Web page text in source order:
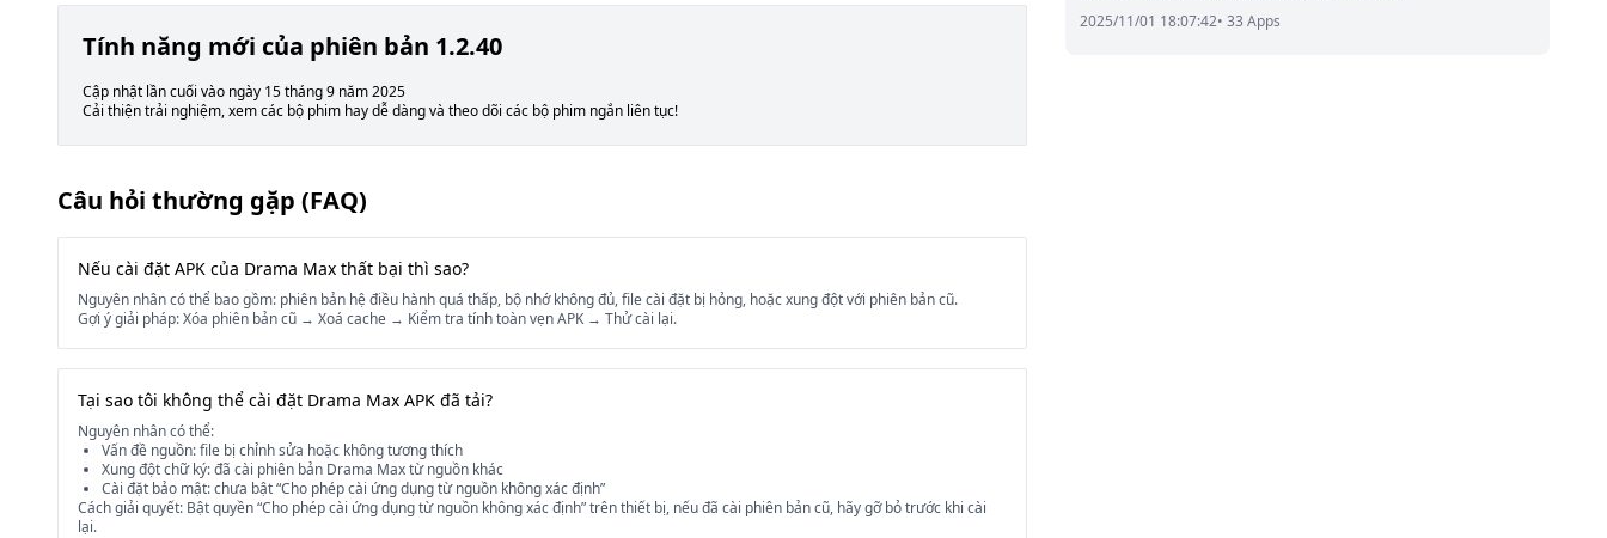
Tính năng mới của phiên bản 1.2.40
Cập nhật lần cuối vào ngày 15 tháng 9 năm 2025
Cải thiện trải nghiệm, xem các bộ phim hay dễ dàng và theo dõi các bộ phim ngắn liên tục!
Câu hỏi thường gặp (FAQ)
Nếu cài đặt APK của Drama Max thất bại thì sao?
Nguyên nhân có thể bao gồm: phiên bản hệ điều hành quá thấp, bộ nhớ không đủ, file cài đặt bị hỏng, hoặc xung đột với phiên bản cũ.
Gợi ý giải pháp: Xóa phiên bản cũ → Xoá cache → Kiểm tra tính toàn vẹn APK → Thử cài lại.
Tại sao tôi không thể cài đặt Drama Max APK đã tải?
Nguyên nhân có thể:
Vấn đề nguồn: file bị chỉnh sửa hoặc không tương thích
Xung đột chữ ký: đã cài phiên bản Drama Max từ nguồn khác
Cài đặt bảo mật: chưa bật “Cho phép cài ứng dụng từ nguồn không xác định”
Cách giải quyết: Bật quyền “Cho phép cài ứng dụng từ nguồn không xác định” trên thiết bị, nếu đã cài phiên bản cũ, hãy gỡ bỏ trước khi cài
lại.
2025/11/01 18:07:42• 33 Apps